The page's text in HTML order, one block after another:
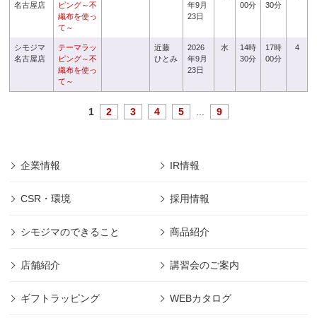
名古屋店
ピング～不
織布を使っ
て～
年9月
23日
00分
30分
シモジマ
名古屋店
テーマラッ
ピング～不
織布を使っ
て～
近藤
ひとみ
2026
年9月
23日
水
14時
30分
17時
00分
4
1 2 3 4 5 9
企業情報 IR情報
CSR・環境 採用情報
シモジマのできること 商品紹介
店舗紹介 講習会のご案内
ギフトラッピング WEBカタログ